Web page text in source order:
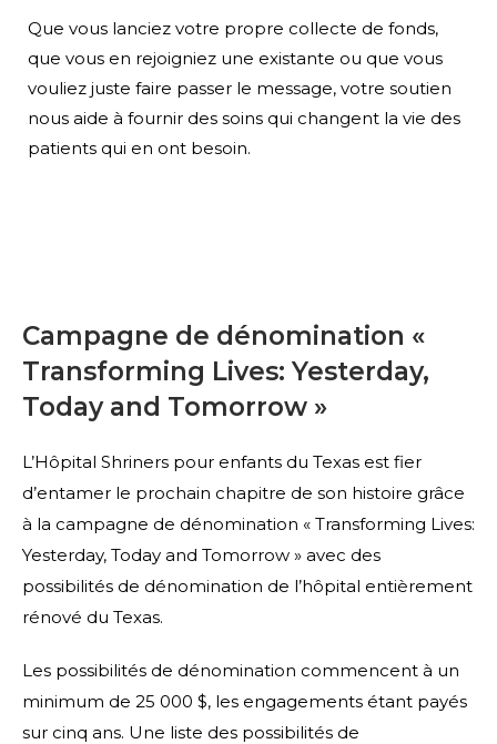
Que vous lanciez votre propre collecte de fonds,
que vous en rejoigniez une existante ou que vous
vouliez juste faire passer le message, votre soutien
nous aide à fournir des soins qui changent la vie des
patients qui en ont besoin.
Campagne de dénomination «
Transforming Lives: Yesterday,
Today and Tomorrow »
L’Hôpital Shriners pour enfants du Texas est fier
d’entamer le prochain chapitre de son histoire grâce
à la campagne de dénomination « Transforming Lives:
Yesterday, Today and Tomorrow » avec des
possibilités de dénomination de l’hôpital entièrement
rénové du Texas.
Les possibilités de dénomination commencent à un
minimum de 25 000 $, les engagements étant payés
sur cinq ans. Une liste des possibilités de